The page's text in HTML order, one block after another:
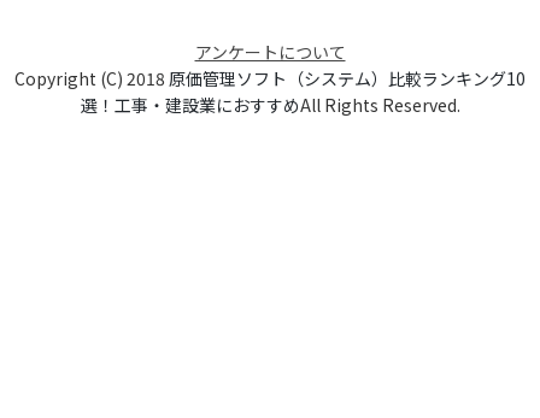
アンケートについて
Copyright (C) 2018 原価管理ソフト（システム）比較ランキング10
選！工事・建設業におすすめAll Rights Reserved.